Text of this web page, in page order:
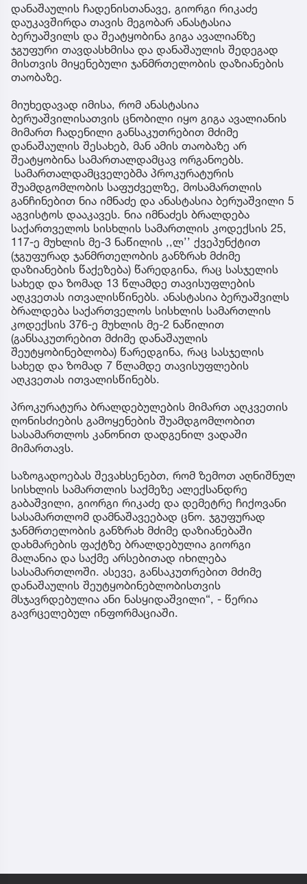
დანაშაულის ჩადენისთანავე, გიორგი რიკაძე
დაუკავშირდა თავის მეგობარ ანასტასია
ბერუაშვილს და შეატყობინა გიგა ავალიანზე
ჯგუფური თავდასხმისა და დანაშაულის შედეგად
მისთვის მიყენებული ჯანმრთელობის დაზიანების
თაობაზე.
მიუხედავად იმისა, რომ ანასტასია
ბერუაშვილისათვის ცნობილი იყო გიგა ავალიანის
მიმართ ჩადენილი განსაკუთრებით მძიმე
დანაშაულის შესახებ, მან ამის თაობაზე არ
შეატყობინა სამართალდამცავ ორგანოებს.
სამართალდამცველებმა პროკურატურის
შუამდგომლობის საფუძველზე, მოსამართლის
განჩინებით ნია იმნაძე და ანასტასია ბერუაშვილი 5
აგვისტოს დააკავეს. ნია იმნაძეს ბრალდება
საქართველოს სისხლის სამართლის კოდექსის 25,
117-ე მუხლის მე-3 ნაწილის ,,ლ’’ ქვეპუნქტით
(ჯგუფურად ჯანმრთელობის განზრახ მძიმე
დაზიანების წაქეზება) წარედგინა, რაც სასჯელის
სახედ და ზომად 13 წლამდე თავისუფლების
აღკვეთას ითვალისწინებს. ანასტასია ბერუაშვილს
ბრალდება საქართველოს სისხლის სამართლის
კოდექსის 376-ე მუხლის მე-2 ნაწილით
(განსაკუთრებით მძიმე დანაშაულის
შეუტყობინებლობა) წარედგინა, რაც სასჯელის
სახედ და ზომად 7 წლამდე თავისუფლების
აღკვეთას ითვალისწინებს.
პროკურატურა ბრალდებულების მიმართ აღკვეთის
ღონისძიების გამოყენების შუამდგომლობით
სასამართლოს კანონით დადგენილ ვადაში
მიმართავს.
საზოგადოებას შევახსენებთ, რომ ზემოთ აღნიშნულ
სისხლის სამართლის საქმეზე ალექსანდრე
გაბაშვილი, გიორგი რიკაძე და დემეტრე ჩიქოვანი
სასამართლომ დამნაშავეებად ცნო. ჯგუფურად
ჯანმრთელობის განზრახ მძიმე დაზიანებაში
დახმარების ფაქტზე ბრალდებულია გიორგი
მალანია და საქმე არსებითად იხილება
სასამართლოში. ასევე, განსაკუთრებით მძიმე
დანაშაულის შეუტყობინებლობისთვის
მსჯავრდებულია ანი ნასყიდაშვილი“, - წერია
გავრცელებულ ინფორმაციაში.